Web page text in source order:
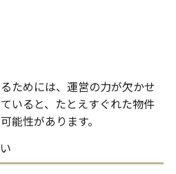
ためには、運営の力が欠かせ
いると、たとえすぐれた物件
能性があります。